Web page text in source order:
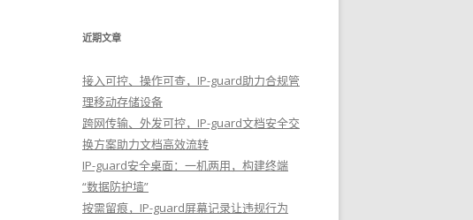
近期文章
接入可控、操作可查，IP-guard助力合规管
理移动存储设备
跨网传输、外发可控，IP-guard文档安全交
换方案助力文档高效流转
IP-guard安全桌面：一机两用，构建终端
“数据防护墙”
按需留痕，IP-guard屏幕记录让违规行为